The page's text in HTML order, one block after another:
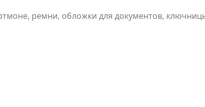
ремни, обложки для документов,
Промокод не применяется к ремням и